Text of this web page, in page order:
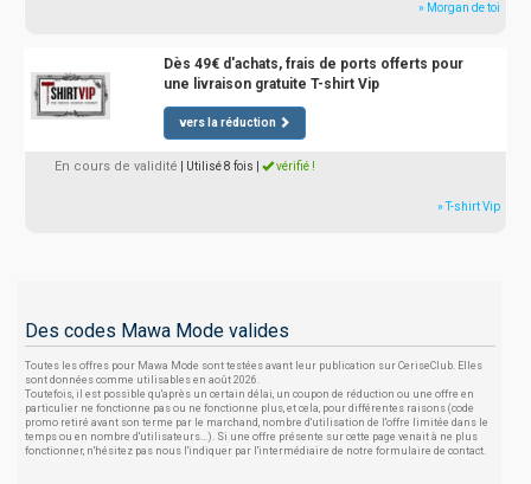
» Morgan de toi
Dès 49€ d'achats, frais de ports offerts pour
une livraison gratuite T-shirt Vip
vers la réduction
En cours de validité | Utilisé 8 fois vérifié !
» T-shirt Vip
Des codes Mawa Mode valides
Toutes les offres pour Mawa Mode sont testées avant leur publication sur CeriseClub. Elles
sont données comme utilisables en août 2026.
Toutefois, il est possible qu'après un certain délai, un coupon de réduction ou une offre en
particulier ne fonctionne pas ou ne fonctionne plus, et cela, pour différentes raisons (code
promo retiré avant son terme par le marchand, nombre d'utilisation de l'offre limitée dans le
temps ou en nombre d'utilisateurs...). Si une offre présente sur cette page venait à ne plus
fonctionner, n'hésitez pas nous l'indiquer par l'intermédiaire de notre formulaire de contact.